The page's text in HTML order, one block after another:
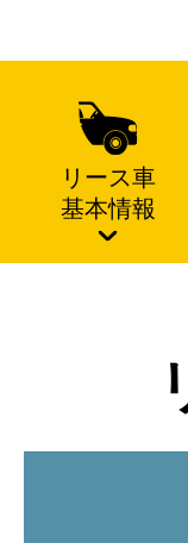
リース車
基本情報